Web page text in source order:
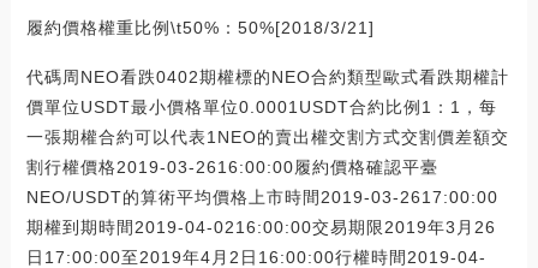
履約價格權重比例\t50%：50%[2018/3/21]
代碼周NEO看跌0402期權標的NEO合約類型歐式看跌期權計
價單位USDT最小價格單位0.0001USDT合約比例1：1，每
一張期權合約可以代表1NEO的賣出權交割方式交割價差額交
割行權價格2019-03-2616:00:00履約價格確認平臺
NEO/USDT的算術平均價格上市時間2019-03-2617:00:00
期權到期時間2019-04-0216:00:00交易期限2019年3月26
日17:00:00至2019年4月2日16:00:00行權時間2019-04-